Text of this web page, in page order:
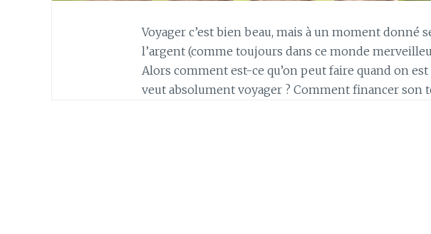
Voyager c’est bien beau, mais à un moment donné
l’argent (comme toujours dans ce monde
Alors comment est-ce qu’on peut faire quand on est
veut absolument voyager ? Comment financer son